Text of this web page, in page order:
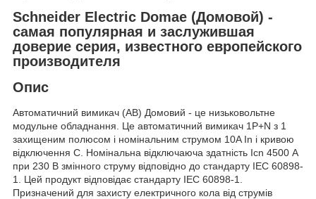
Schneider Electric Domae (Домовой) -
самая популярная и заслужившая
доверие серия, известного европейского
производителя
Опис
Автоматичний вимикач (АВ) Домовий - це низьковольтне
модульне обладнання. Це автоматичний вимикач 1P+N з 1
захищеним полюсом і номінальним струмом 10A In і кривою
відключення C. Номінальна відключаюча здатність Icn 4500 А
при 230 В змінного струму відповідно до стандарту IEC 60898-
1. Цей продукт відповідає стандарту IEC 60898-1.
Призначений для захисту електричного кола від струмів